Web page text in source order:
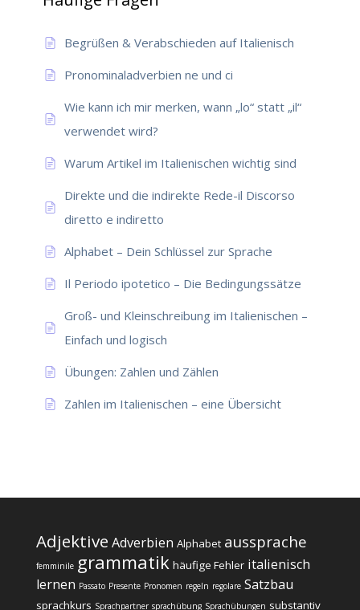
Begrüßen & Verabschieden auf Italienisch
Pronominaladverbien ne und ci
Wie kann ich mir merken, wann „lo“ statt „il“
verwendet wird?
Warum Artikel im Italienischen wichtig sind
Direkte und die indirekte Rede-il Discorso
diretto e indiretto
Alphabet – Dein Schlüssel zur Sprache
Il Periodo ipotetico – Die Bedingungssätze
Groß- und Kleinschreibung im Italienischen –
Einfach und logisch
Übungen: Zahlen und Zählen
Zahlen im Italienischen – eine Übersicht
Adjektive Adverbien Alphabet aussprache
femminile grammatik häufige Fehler italienisch
lernen Passato Presente Pronomen regeln regolare Satzbau
sprachkurs Sprachpartner sprachübung Sprachübungen substantiv